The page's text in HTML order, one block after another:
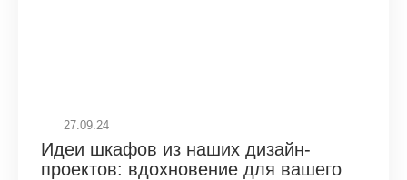
27.09.24
Идеи шкафов из наших дизайн-
проектов: вдохновение для вашего